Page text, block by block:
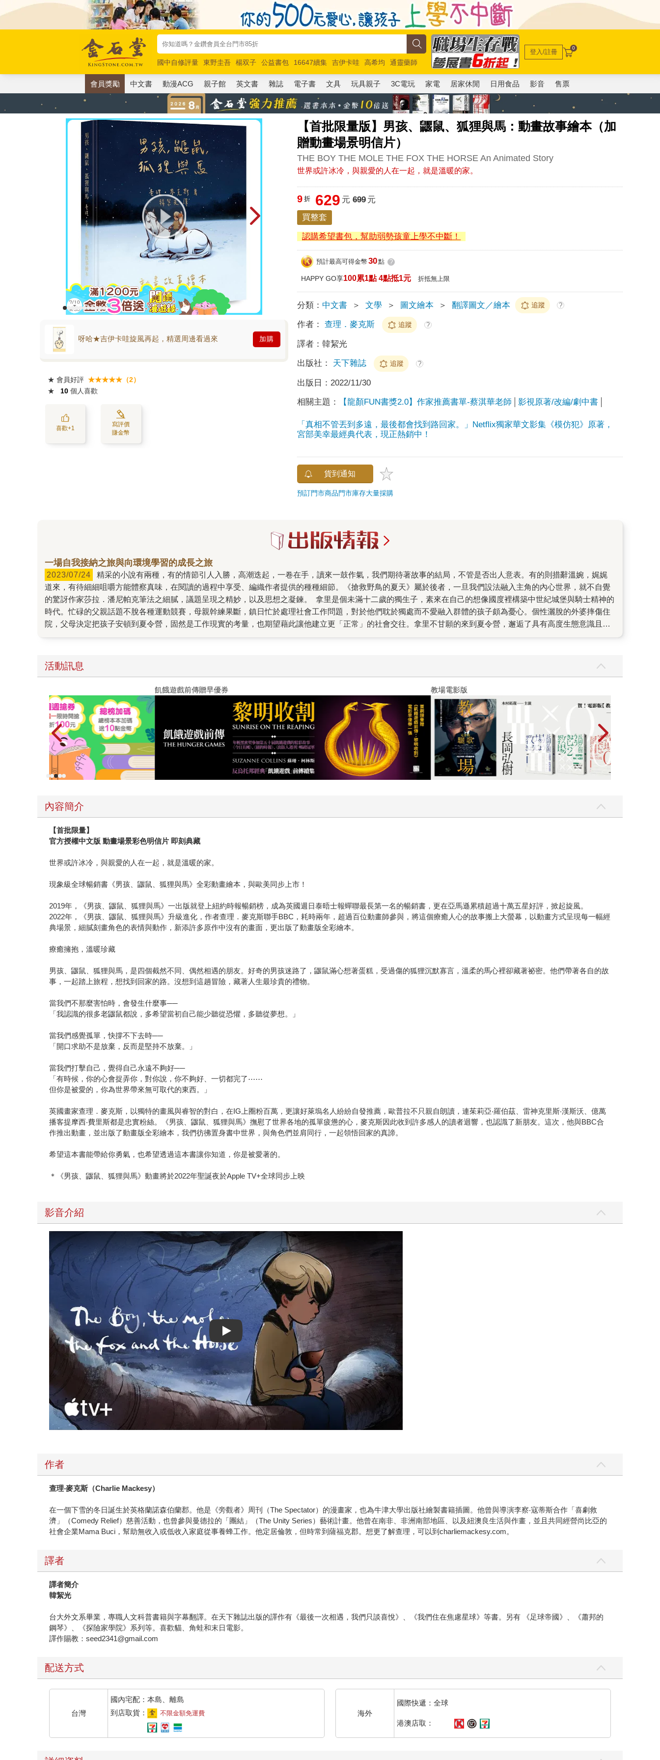
國中自修評量 東野圭吾 楊双子 公益書包 16647續集 吉伊卡哇 高希均
通靈藥師
唯紅花綻放
奧德賽 路邊攤新作 馬斯克 玩具總動員5 超慢跑
登入/註冊 0
會員獎勵 中文書 動漫ACG 親子館 英文書 雜誌 電子書 文具 玩具親子 3C電玩 家電 居家休閒 日用食品 影音 售票
【首批限量版】男孩、鼴鼠、狐狸與馬：動畫故事繪本（加
贈動畫場景明信片）
THE BOY THE MOLE THE FOX THE HORSE An Animated Story
世界或許冰冷，與親愛的人在一起，就是溫暖的家。
呀哈★吉伊卡哇旋風再起，精選周邊看過來 加購
★ 會員好評 ★★★★★（2）
★
10 個人喜歡
喜歡+1
寫評價
賺金幣
9 折 629 元 699元
買整套
認購希望書包，幫助弱勢孩童上學不中斷！
預計最高可得金幣 30點 ?
HAPPY GO享100累1點 4點抵1元 折抵無上限
分類： 中文書 ＞ 文學 ＞ 圖文繪本 ＞ 翻譯圖文／繪本 追蹤 ?
作者： 查理．麥克斯 追蹤 ?
譯者：韓絜光
出版社： 天下雜誌 追蹤 ?
出版日： 2022/11/30
相關主題： 【龍顏FUN書獎2.0】作家推薦書單-蔡淇華老師 影視原著/改編/劇中書
「真相不管丟到多遠，最後都會找到路回家。」Netflix獨家華文影集《模仿犯》原著，
宮部美幸最經典代表，現正熱銷中！
貨到通知
預訂門市商品門市庫存大量採購
一場自我接納之旅與向環境學習的成長之旅
2023/07/24
精采的小說有兩種，有的情節引人入勝，高潮迭起，一卷在手，讀來一鼓作氣，我們期待著故事的結局，不管是否出人意表。有的則措辭溫婉，娓娓
道來，有待細細咀嚼方能體察真味，在閱讀的過程中享受、編織作者提供的種種細節。《搶救野鳥的夏天》屬於後者，一旦我們設法融入主角的內心世界，就不自覺
的驚訝作家莎拉．潘尼帕克筆法之細膩，議題呈現之精妙，以及思想之凝鍊。 拿里是個未滿十二歲的獨生子，素來在自己的想像國度裡構築中世紀城堡與騎士精神的
時代。忙碌的父親話題不脫各種運動競賽，母親幹練果斷，鎮日忙於處理社會工作問題，對於他們耽於獨處而不愛融入群體的孩子頗為憂心。個性灑脫的外婆摔傷住
院，父母決定把孩子安頓到夏令營，固然是工作現實的考量，也期望藉此讓他建立更「正常」的社會交往。拿里不甘願的來到夏令營，邂逅了具有高度生態意識且富
見了，無意間拍到的保育類動物，讓以商業利益掛帥的都市更新計畫擱置下來。 作者經營的筆法是非常現代主義式的，擅長以細節、動作和簡單的對話推動情節，完
全由故事中的角色表現。故事穿插的人物有希臘市場賣水果的太太、醫院的看護、酒吧的經理，這些角色構成了故事的日常性。拿里經常陷入「裡面」／「外面」的
困惑，這不僅是內心與外在是否一致的質疑，也是自我與團體的衝突。事實上，拿里並不覺得自己與他人格格不入，只是在獨處時更感到自在。相較於照表操課的夏
令營，與外在世界的連結無疑才是真實的。獨處（solitude）與孤單（loneliness）是截然不同的兩回事，後者令人渴求加入群體，前者則提供了豐富的內在經驗。愛
護兒子的父母顯然看不透這一層，善於為人排難解困的媽媽，把不凡的兒子以常態的尺碼衡量，實在是莫大的反諷。拿里的舅舅說他具有藝術家的氣質，情感細膩，
才能感動，也才能跨時空想像。 或許正如某些哲學家的主張，孩童比大人更富於玄學思考。「萬物過去都是別的東西，未來也會成為別的東西。有時候如果你仔細
看，就能看到一樣東西的整個故事」、「我不是希望東西能神奇變成不同的樣子，而是變成他們能夠成為的樣子。」萬物生生不息，不會消滅，但也不會回到原初。
孩童們肯定沒讀過盧克萊修（Lucretius）的《物性論》，但這番談話呼應了這部偉大哲學詩篇的要旨。舅舅與拿里的對話，「你永遠不知道誰會看到你的作品，也無
法預測他們會怎麼反應……」「不然是為什麼？」「因為這作品必須拍出來，而你要負責操刀。」這是「為而不有」的生命哲學，的確，事物的生成不會配合人們主
觀的意願，但「知其不可為而為」，意志的作用卻可能帶來事物的變化。 《搶救野鳥的夏天》是一部踩著優雅節奏譜出的作品，如果我們能細細聆聽……
活動訊息
十字殺手【艾迪．弗林系列 前傳】
內容簡介
【首批限量】
官方授權中文版 動畫場景彩色明信片 即刻典藏
世界或許冰冷，與親愛的人在一起，就是溫暖的家。
現象級全球暢銷書《男孩、鼴鼠、狐狸與馬》全彩動畫繪本，與歐美同步上市！
2019年，《男孩、鼴鼠、狐狸與馬》一出版就登上紐約時報暢銷榜，成為英國週日泰晤士報蟬聯最長第一名的暢銷書，更在亞馬遜累積超過十萬五星好評，掀起旋風。
2022年，《男孩、鼴鼠、狐狸與馬》升級進化，作者查理．麥克斯聯手BBC，耗時兩年，超過百位動畫師參與，將這個療癒人心的故事搬上大螢幕，以動畫方式呈現每一幅經
典場景，細膩刻畫角色的表情與動作，新添許多原作中沒有的畫面，更出版了動畫版全彩繪本。
療癒擁抱，溫暖珍藏
男孩、鼴鼠、狐狸與馬，是四個截然不同、偶然相遇的朋友。好奇的男孩迷路了，鼴鼠滿心想著蛋糕，受過傷的狐狸沉默寡言，溫柔的馬心裡卻藏著祕密。他們帶著各自的故
事，一起踏上旅程，想找到回家的路。沒想到這趟冒險，藏著人生最珍貴的禮物。
當我們不那麼害怕時，會發生什麼事──
「我認識的很多老鼴鼠都說，多希望當初自己能少聽從恐懼，多聽從夢想。」
當我們感覺孤單，快撐不下去時──
「開口求助不是放棄，反而是堅持不放棄。」
當我們打擊自己，覺得自己永遠不夠好──
「有時候，你的心會捉弄你，對你說，你不夠好、一切都完了⋯⋯
但你是被愛的，你為世界帶來無可取代的東西。」
英國畫家查理．麥克斯，以獨特的畫風與睿智的對白，在IG上圈粉百萬，更讓好萊塢名人紛紛自發推薦，歐普拉不只親自朗讀，連茱莉亞‧羅伯茲、雷神克里斯‧漢斯沃、億萬
播客提摩西‧費里斯都是忠實粉絲。《男孩、鼴鼠、狐狸與馬》撫慰了世界各地的孤單疲憊的心，麥克斯因此收到許多感人的讀者迴響，也認識了新朋友。這次，他與BBC合
作推出動畫，並出版了動畫版全彩繪本，我們彷彿置身書中世界，與角色們並肩同行，一起領悟回家的真諦。
希望這本書能帶給你勇氣，也希望透過這本書讓你知道，你是被愛著的。
＊《男孩、鼴鼠、狐狸與馬》動畫將於2022年聖誕夜於Apple TV+全球同步上映
影音介紹
Play video
作者
查理‧麥克斯（Charlie Mackesy）
在一個下雪的冬日誕生於英格蘭諾森伯蘭郡。他是《旁觀者》周刊（The Spectator）的漫畫家，也為牛津大學出版社繪製書籍插圖。他曾與導演李察‧寇蒂斯合作「喜劇救
濟」（Comedy Relief）慈善活動，也曾參與曼德拉的「團結」（The Unity Series）藝術計畫。他曾在南非、非洲南部地區、以及紐澳良生活與作畫，並且共同經營尚比亞的
社會企業Mama Buci，幫助無收入或低收入家庭從事養蜂工作。他定居倫敦，但時常到薩福克郡。想更了解查理，可以到charliemackesy.com。
譯者
譯者簡介
韓絜光
台大外文系畢業，專職人文科普書籍與字幕翻譯。在天下雜誌出版的譯作有《最後一次相遇，我們只談喜悅》、《我們住在焦慮星球》等書。另有 《足球帝國》、《蕭邦的
鋼琴》、《探險家學院》系列等。喜歡貓、角蛙和末日電影。
譯作賜教：seed2341@gmail.com
配送方式
台灣
國內宅配：本島、離島
到店取貨：
不限金額免運費 海外
國際快遞：全球
港澳店取：